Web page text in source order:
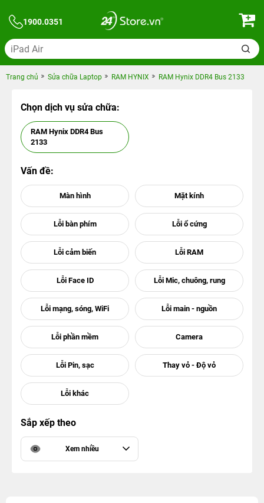
1900.0351
Trang chủ Sửa chữa Laptop RAM HYNIX RAM Hynix DDR4 Bus 2133
Chọn dịch vụ sửa chữa:
RAM Hynix DDR4 Bus
2133
Vấn đề:
Sắp xếp theo
Xem nhiều